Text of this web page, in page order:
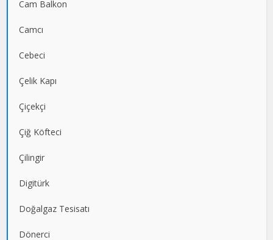
Cam Balkon
Camcı
Cebeci
Çelik Kapı
Çiçekçi
Çiğ Köfteci
Çilingir
Digitürk
Doğalgaz Tesisatı
Dönerci